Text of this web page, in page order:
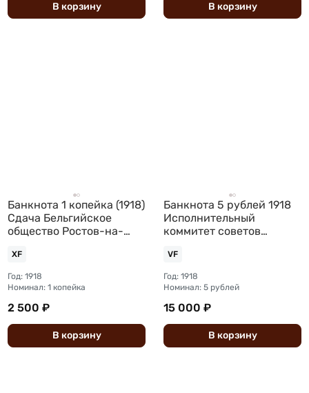
В корзину В корзину
Банкнота 1 копейка (1918)
Сдача Бельгийское
общество Ростов-на-
XF
Год: 1918
Номинал: 1 копейка
2 500 ₽
В корзину
Банкнота 5 рублей 1918
Исполнительный
коммитет советов
VF
Год: 1918
Номинал: 5 рублей
15 000 ₽
В корзину